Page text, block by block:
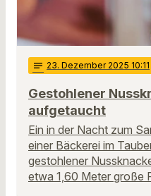
notes 23. Dezember 2025 10:11
Gestohlener
aufgetaucht
Ein in der Nacht zum
einer Bäckerei im
gestohlener
etwa 1,60 Meter große